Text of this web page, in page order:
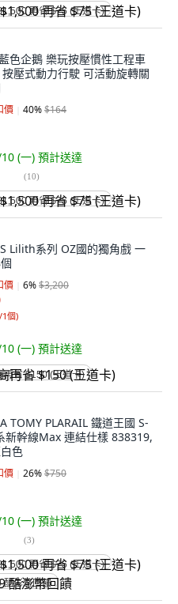
再省 $75 (王道卡)
色企鵝 樂玩按壓慣性工程車
壓式動力行駛 可活動旋轉關
價 40%$164
(一) 預計送達
(10)
再省 $75 (王道卡)
Lilith系列 OZ國的獨角戲 一
價 6%$3,200
1個)
(一) 預計送達
再省 $150 (王道卡)
TOMY PLARAIL 鐵道王國 S-
新幹線Max 連結仕樣 838319,
色
價 26%$750
(一) 預計送達
(3)
再省 $75 (王道卡)
酷澎幣回饋